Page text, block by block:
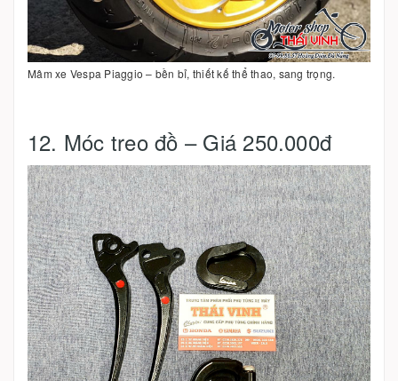
Mâm xe Vespa Piaggio – bền bỉ, thiết kế thể thao, sang trọng.
12. Móc treo đồ – Giá 250.000đ